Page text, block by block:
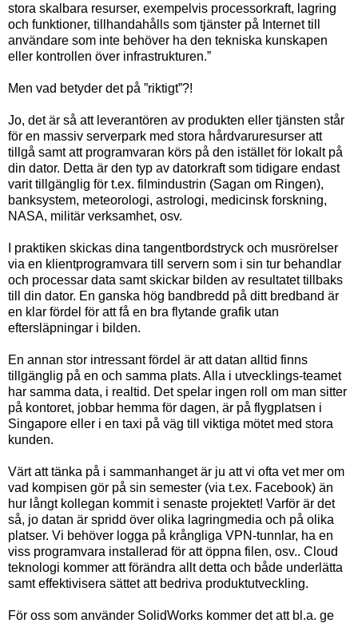
stora skalbara resurser, exempelvis processorkraft, lagring
och funktioner, tillhandahålls som tjänster på Internet till
användare som inte behöver ha den tekniska kunskapen
eller kontrollen över infrastrukturen.”
Men vad betyder det på ”riktigt”?!
Jo, det är så att leverantören av produkten eller tjänsten står
för en massiv serverpark med stora hårdvaruresurser att
tillgå samt att programvaran körs på den istället för lokalt på
din dator. Detta är den typ av datorkraft som tidigare endast
varit tillgänglig för t.ex. filmindustrin (Sagan om Ringen),
banksystem, meteorologi, astrologi, medicinsk forskning,
NASA, militär verksamhet, osv.
I praktiken skickas dina tangentbordstryck och musrörelser
via en klientprogramvara till servern som i sin tur behandlar
och processar data samt skickar bilden av resultatet tillbaks
till din dator. En ganska hög bandbredd på ditt bredband är
en klar fördel för att få en bra flytande grafik utan
eftersläpningar i bilden.
En annan stor intressant fördel är att datan alltid finns
tillgänglig på en och samma plats. Alla i utvecklings-teamet
har samma data, i realtid. Det spelar ingen roll om man sitter
på kontoret, jobbar hemma för dagen, är på flygplatsen i
Singapore eller i en taxi på väg till viktiga mötet med stora
kunden.
Värt att tänka på i sammanhanget är ju att vi ofta vet mer om
vad kompisen gör på sin semester (via t.ex. Facebook) än
hur långt kollegan kommit i senaste projektet! Varför är det
så, jo datan är spridd över olika lagringmedia och på olika
platser. Vi behöver logga på krångliga VPN-tunnlar, ha en
viss programvara installerad för att öppna filen, osv.. Cloud
teknologi kommer att förändra allt detta och både underlätta
samt effektivisera sättet att bedriva produktutveckling.
För oss som använder SolidWorks kommer det att bl.a. ge